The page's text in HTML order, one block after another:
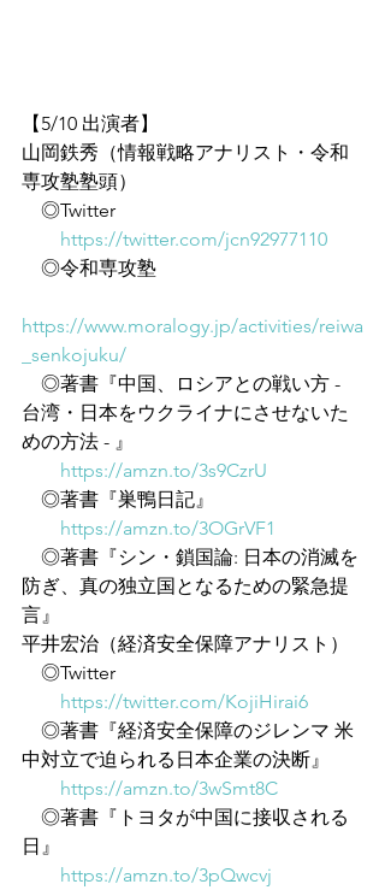
【5/10 出演者】
山岡鉄秀（情報戦略アナリスト・令和
専攻塾塾頭）
◎Twitter
https://twitter.com/jcn92977110
◎令和専攻塾
https://www.moralogy.jp/activities/reiwa
_senkojuku/
◎著書『中国、ロシアとの戦い方 -
台湾・日本をウクライナにさせないた
めの方法 - 』
https://amzn.to/3s9CzrU
◎著書『巣鴨日記』
https://amzn.to/3OGrVF1
◎著書『シン・鎖国論: 日本の消滅を
防ぎ、真の独立国となるための緊急提
言』
平井宏治（経済安全保障アナリスト）
◎Twitter
https://twitter.com/KojiHirai6
◎著書『経済安全保障のジレンマ 米
中対立で迫られる日本企業の決断』
https://amzn.to/3wSmt8C
◎著書『トヨタが中国に接収される
日』
https://amzn.to/3pQwcvj